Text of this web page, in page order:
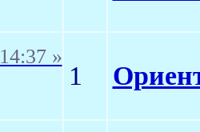
14:37 »
1